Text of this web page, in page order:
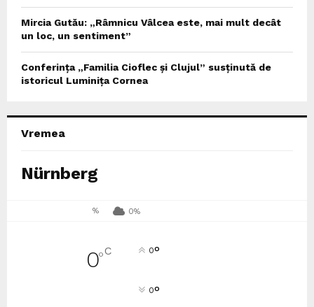
Mircia Gutău: „Râmnicu Vâlcea este, mai mult decât
un loc, un sentiment”
Conferința „Familia Cioflec și Clujul” susținută de
istoricul Luminița Cornea
Vremea
Nürnberg
% 0%
0°C 0°
0°